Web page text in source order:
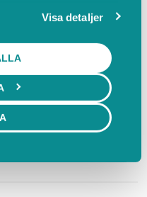
Visa detaljer
ÖPPNA KALENDER